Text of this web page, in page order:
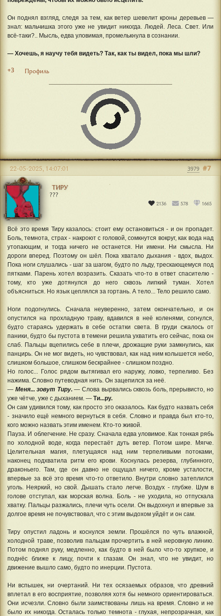
Он поднял взгляд, следя за тем, как ветер шевелит кроны деревьев —
знал: мальчишка этого уже не увидит никогда. Людей. Леса. Свет. Или
всё-таки?.. Мысль, едва уловимая, промелькнула в сознании.
— Хочешь, я научу тебя видеть? Так, как ты видел, пока мы шли?
+3 Профиль
ТИРУ
???
2136 578 1665
#7
22-05-2025, 14:07:01 3979
Всё это время Тиру казалось: стоит ему остановиться - и он пропадет.
Боль, темнота, страх - накроют с головой, сомкнутся вокруг, как вода над
утопающим, и тогда ничего не останется. Ни имени. Ни смысла. Ни
дороги вперед. Поэтому он шёл. Пока хватало дыхания - вдох, выдох.
Пока ноги слушались - шаг за шагом, будто по льду, трескающемуся под
пятками. Парень хотел возразить. Сказать что-то в ответ спасителю -
тому, кто уже дотянулся до него сквозь липкий туман. Хотел
объясниться. Но язык цеплялся за гортань. А тело... Тело решило само.
Ноги подогнулись. Сначала неуверенно, затем окончательно, и он
опустился на прохладную траву, вдавился в неё коленями, согнулся,
будто стараясь удержать в себе остатки света. В груди сжалось от
паники, будто бы пустота в темени решила ухватить его сейчас, пока он
слаб. Пальцы вцепились себе в плечи, дрожащие руки замкнулись, как
панцирь. Он не мог видеть, но чувствовал, как над ним колышется небо,
слишком большое, слишком бескрайнее - слишком поздно.
Но голос... Голос рядом вытягивал его наружу, ловко, терпеливо. Без
нажима. Словно путеводная нить. Он зацепился за неё.
— Меня... зовут Тиру.— Слова вырвались сквозь боль, прерывисто, но
уже чётче, уже с дыханием. — Ти...ру.
Он сам удивился тому, как просто это оказалось. Как будто назвать себя
- значило ещё немного вернуться в себя. Словно и правда был кто-то,
кого можно назвать этим именем. Кто-то живой.
Пауза. И облегчение. Не сразу. Сначала едва уловимое. Как тонкая рябь
по холодной воде, когда перестаёт дуть ветер. Потом шире. Мягче.
Целительная магия, плетущаяся над ним терпеливыми потоками,
наконец подхватила ритм его крови. Коснулась резерва, глубинного,
драконьего. Там, где он давно не ощущал ничего, кроме усталости,
впервые за всё это время что-то ответило. Внутри словно затеплился
уголь. Неяркий, но свой. Дышать стало легче. Воздух - глубже. Шум в
голове отступал, как морская волна. Боль - не уходила, но отпускала
хватку. Пальцы разжались, плечи чуть осели. Он выдохнул и впервые за
долгое время не почувствовал, что с этим выдохом уйдёт и он сам.
Тиру опустил ладонь и коснулся земли. Прошёлся по чуть влажной,
холодной траве, позволив пальцам прочертить в ней неровную линию.
Потом поднял руку, медленно, как будто в ней было что-то хрупкое, и
поднёс ближе к лицу, почти к глазам. Он знал, что не увидит, но
движение вышло само, будто по инерции. Пустота.
Ни вспышек, ни очертаний. Ни тех осязаемых образов, что древний
вплетал в его восприятие, позволяя хотя бы немного ориентироваться.
Они исчезли. Словно были заимствованы лишь на время. Словно и не
было их никогда. Осталась только темнота - глухая, непрозрачная, как